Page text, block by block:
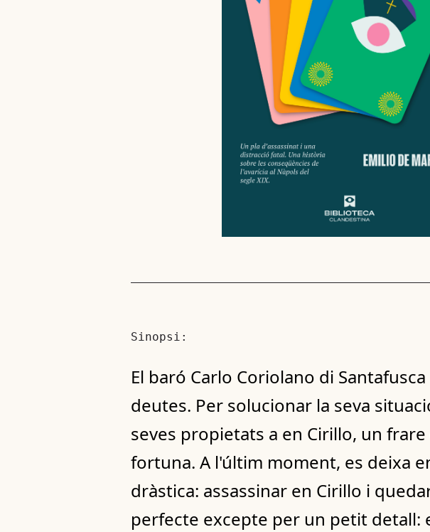
Sinopsi:
El baró Carlo Coriolano di
deutes. Per solucionar la seva
seves propietats a en Cirillo, un
fortuna. A l'últim moment, es deixa
dràstica: assassinar en Cirillo i
perfecte excepte per un petit detall: